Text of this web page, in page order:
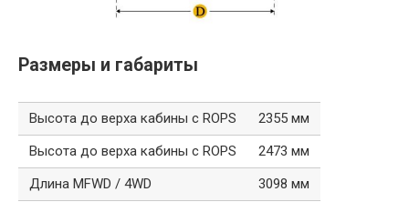
Размеры и габариты
Высота до верха кабины с ROPS
2355 мм
Высота до верха кабины с ROPS
2473 мм
Длина MFWD / 4WD
3098 мм